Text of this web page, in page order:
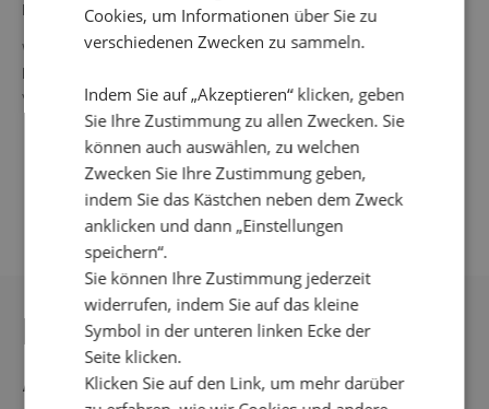
Material: 100 % Polyester
Waschanleitung: 30 °C Feinwäsche
Kein Wäschetrockner, nicht einweichen, keine Bleichmittel
verwenden, Bügeln wird nicht empfohlen.
DAS KÖNNTE IHNEN
AUCH GEFALLEN
Cookies, um Informationen über Sie zu
verschiedenen Zwecken zu sammeln.
Indem Sie auf „Akzeptieren“ klicken, geben
Sie Ihre Zustimmung zu allen Zwecken. Sie
können auch auswählen, zu welchen
Zwecken Sie Ihre Zustimmung geben,
indem Sie das Kästchen neben dem Zweck
anklicken und dann „Einstellungen
speichern“.
Sie können Ihre Zustimmung jederzeit
widerrufen, indem Sie auf das kleine
Symbol in der unteren linken Ecke der
Seite klicken.
Klicken Sie auf den Link, um mehr darüber